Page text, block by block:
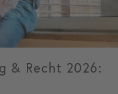
& Recht 2026: